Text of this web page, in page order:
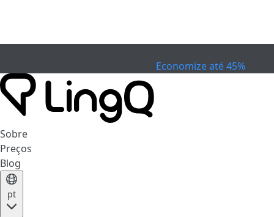
Economize até 45%
Sobre
Preços
Blog
pt